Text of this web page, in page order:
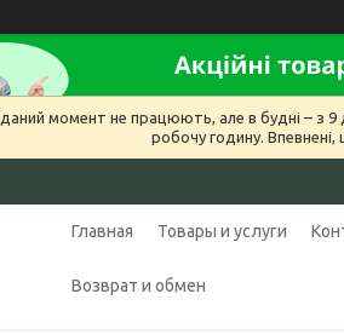
момент не працюють, але в будні – з
робочу годину.
Главная Товары и услуги
Возврат и обмен